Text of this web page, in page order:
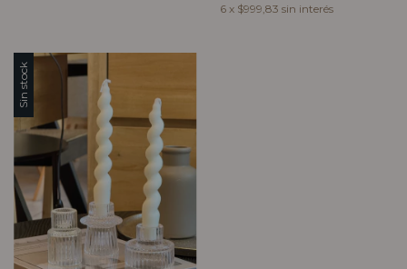
6 x $999,83 sin interés
Sin stock